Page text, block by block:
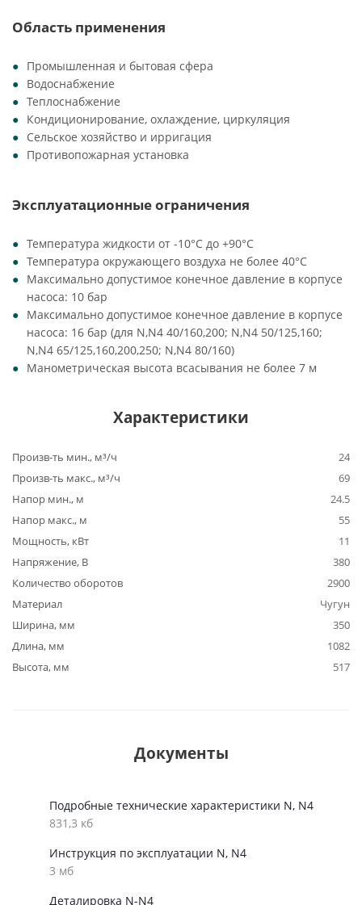
Область применения
Промышленная и бытовая сфера
Водоснабжение
Теплоснабжение
Кондиционирование, охлаждение, циркуляция
Сельское хозяйство и ирригация
Противопожарная установка
Эксплуатационные ограничения
Температура жидкости от -10°C до +90°C
Температура окружающего воздуха не более 40°C
Максимально допустимое конечное давление в корпусе
насоса: 10 бар
Максимально допустимое конечное давление в корпусе
насоса: 16 бар (для N,N4 40/160,200; N,N4 50/125,160;
N,N4 65/125,160,200,250; N,N4 80/160)
Манометрическая высота всасывания не более 7 м
Характеристики
Произв-ть мин., м³/ч
24
Произв-ть макс., м³/ч
69
Напор мин., м
24.5
Напор макс., м
55
Мощность, кВт
11
Напряжение, В
380
Количество оборотов
2900
Материал
Чугун
Ширина, мм
350
Длина, мм
1082
Высота, мм
517
Документы
Подробные технические характеристики N, N4
831,3 кб
Инструкция по эксплуатации N, N4
3 мб
Деталировка N-N4